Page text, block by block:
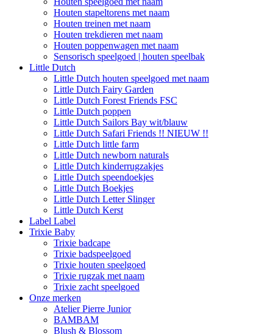
Houten stapeltorens met naam
Houten treinen met naam
Houten trekdieren met naam
Houten poppenwagen met naam
Sensorisch speelgoed | houten speelbak
Little Dutch
Little Dutch houten speelgoed met naam
Little Dutch Fairy Garden
Little Dutch Forest Friends FSC
Little Dutch poppen
Little Dutch Sailors Bay wit/blauw
Little Dutch Safari Friends !! NIEUW !!
Little Dutch little farm
Little Dutch newborn naturals
Little Dutch kinderrugzakjes
Little Dutch speendoekjes
Little Dutch Boekjes
Little Dutch Letter Slinger
Little Dutch Kerst
Label Label
Trixie Baby
Trixie badcape
Trixie badspeelgoed
Trixie houten speelgoed
Trixie rugzak met naam
Trixie zacht speelgoed
Onze merken
Atelier Pierre Junior
BAMBAM
Blush & Blossom